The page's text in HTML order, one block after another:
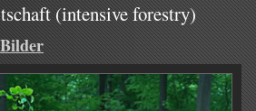
(intensive forestry)